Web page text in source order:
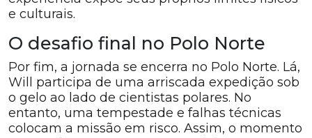
e culturais.
O desafio final no Polo Norte
Por fim, a jornada se encerra no Polo Norte. Lá,
Will participa de uma arriscada expedição sob
o gelo ao lado de cientistas polares. No
entanto, uma tempestade e falhas técnicas
colocam a missão em risco. Assim, o momento